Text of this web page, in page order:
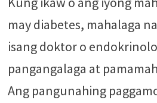
may diabetes, mahalaga
isang doktor o
pangangalaga at
Ang pangunahing